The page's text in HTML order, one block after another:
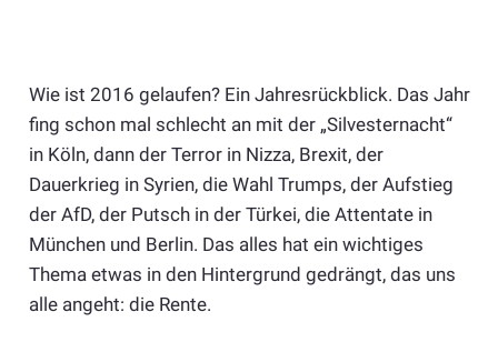
Wie ist 2016 gelaufen? Ein Jahresrückblick. Das Jahr
fing schon mal schlecht an mit der „Silvesternacht“
in Köln, dann der Terror in Nizza, Brexit, der
Dauerkrieg in Syrien, die Wahl Trumps, der Aufstieg
der AfD, der Putsch in der Türkei, die Attentate in
München und Berlin. Das alles hat ein wichtiges
Thema etwas in den Hintergrund gedrängt, das uns
alle angeht: die Rente.